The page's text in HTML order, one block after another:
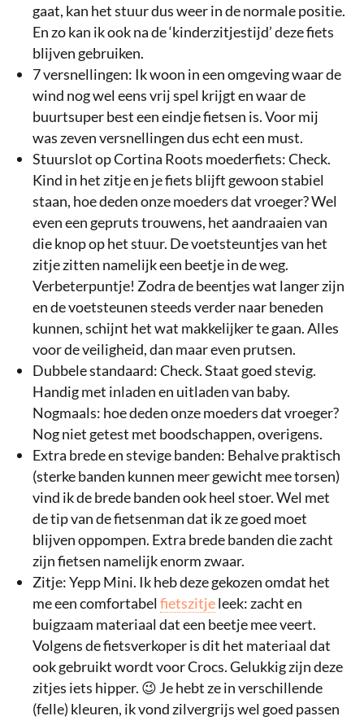
gaat, kan het stuur dus weer in de normale positie.
En zo kan ik ook na de ‘kinderzitjestijd’ deze fiets
blijven gebruiken.
7 versnellingen: Ik woon in een omgeving waar de
wind nog wel eens vrij spel krijgt en waar de
buurtsuper best een eindje fietsen is. Voor mij
was zeven versnellingen dus echt een must.
Stuurslot op Cortina Roots moederfiets: Check.
Kind in het zitje en je fiets blijft gewoon stabiel
staan, hoe deden onze moeders dat vroeger? Wel
even een gepruts trouwens, het aandraaien van
die knop op het stuur. De voetsteuntjes van het
zitje zitten namelijk een beetje in de weg.
Verbeterpuntje! Zodra de beentjes wat langer zijn
en de voetsteunen steeds verder naar beneden
kunnen, schijnt het wat makkelijker te gaan. Alles
voor de veiligheid, dan maar even prutsen.
Dubbele standaard: Check. Staat goed stevig.
Handig met inladen en uitladen van baby.
Nogmaals: hoe deden onze moeders dat vroeger?
Nog niet getest met boodschappen, overigens.
Extra brede en stevige banden: Behalve praktisch
(sterke banden kunnen meer gewicht mee torsen)
vind ik de brede banden ook heel stoer. Wel met
de tip van de fietsenman dat ik ze goed moet
blijven oppompen. Extra brede banden die zacht
zijn fietsen namelijk enorm zwaar.
Zitje: Yepp Mini. Ik heb deze gekozen omdat het
me een comfortabelfietszitjeleek: zacht en
buigzaam materiaal dat een beetje mee veert.
Volgens de fietsverkoper is dit het materiaal dat
ook gebruikt wordt voor Crocs. Gelukkig zijn deze
zitjes iets hipper. 😉 Je hebt ze in verschillende
(felle) kleuren, ik vond zilvergrijs wel goed passen